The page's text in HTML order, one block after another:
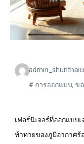
admin_shunthai
# การออกแบบ, ข
เฟอร์นิเจอร์ที่ออกแบบ
ท้าทายของภูมิอากาศ